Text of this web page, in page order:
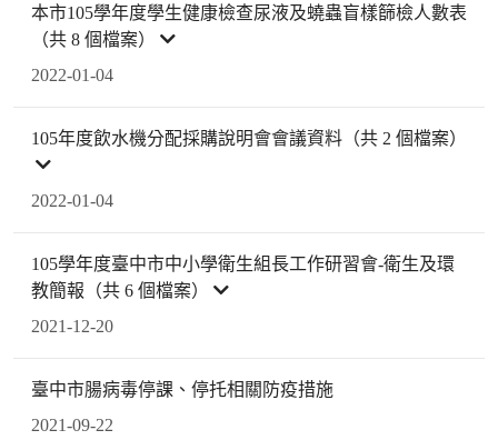
本市105學年度學生健康檢查尿液及蟯蟲盲樣篩檢人數表
（共 8 個檔案）
2022-01-04
105年度飲水機分配採購說明會會議資料（共 2 個檔案）
2022-01-04
105學年度臺中市中小學衛生組長工作研習會-衛生及環
教簡報（共 6 個檔案）
2021-12-20
臺中市腸病毒停課、停托相關防疫措施
2021-09-22